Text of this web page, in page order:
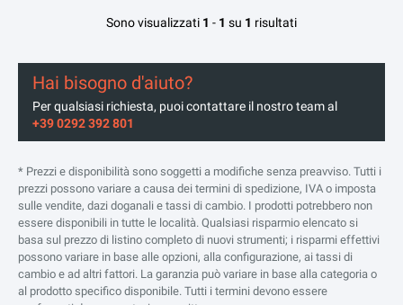
Sono visualizzati 1 - 1 su 1 risultati
Hai bisogno d'aiuto?
Per qualsiasi richiesta, puoi contattare il nostro team al
+39 0292 392 801
* Prezzi e disponibilità sono soggetti a modifiche senza preavviso. Tutti i
prezzi possono variare a causa dei termini di spedizione, IVA o imposta
sulle vendite, dazi doganali e tassi di cambio. I prodotti potrebbero non
essere disponibili in tutte le località. Qualsiasi risparmio elencato si
basa sul prezzo di listino completo di nuovi strumenti; i risparmi effettivi
possono variare in base alle opzioni, alla configurazione, ai tassi di
cambio e ad altri fattori. La garanzia può variare in base alla categoria o
al prodotto specifico disponibile. Tutti i termini devono essere